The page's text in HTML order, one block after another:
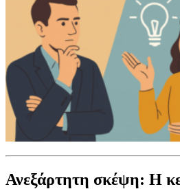
Ανεξάρτητη σκέψη: Η